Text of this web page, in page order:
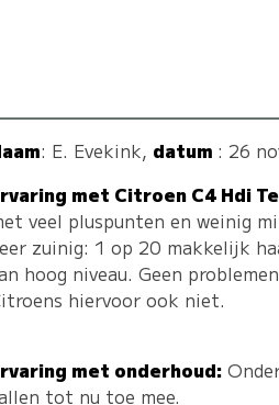
: E. Evekink, datum : 26
met Citroen C4 Hdi
veel pluspunten en weinig
zuinig: 1 op 20 makkelijk
hoog niveau. Geen
hiervoor ook niet.
met onderhoud:
tot nu toe mee.